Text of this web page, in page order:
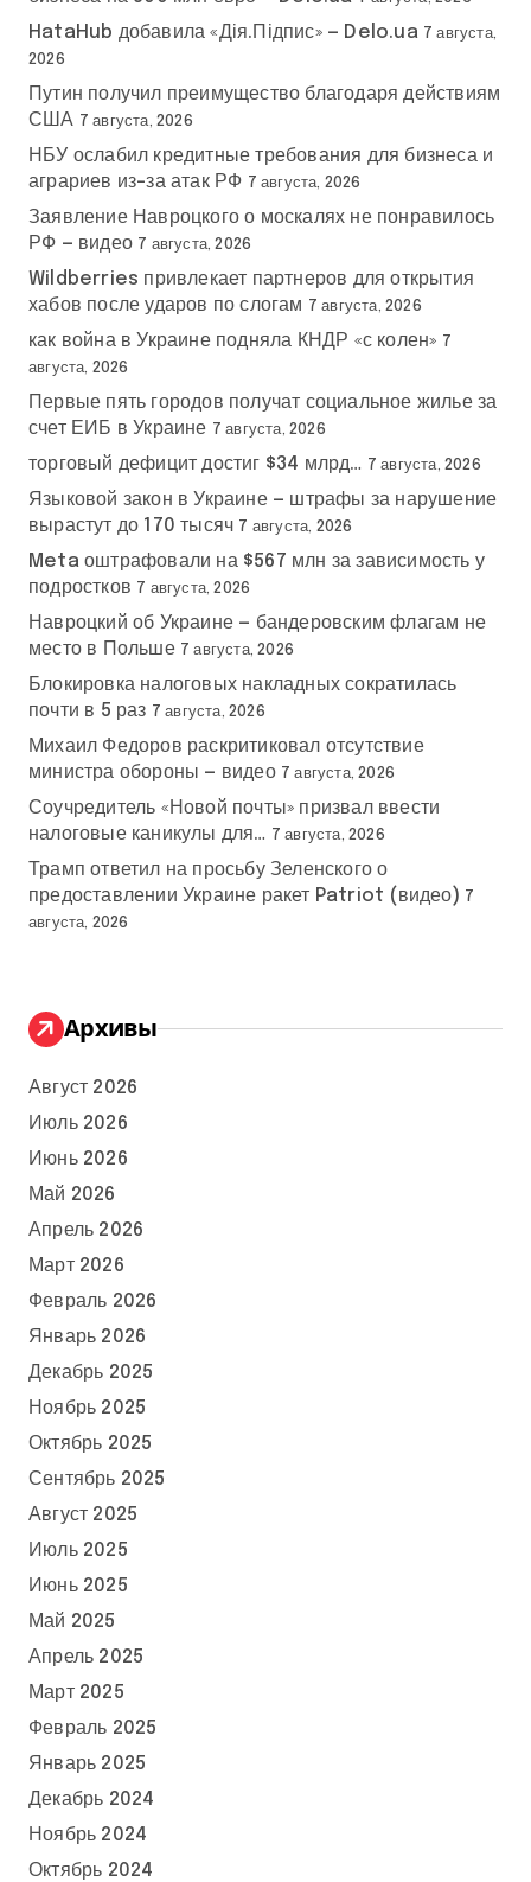
HataHub добавила «Дія.Підпис» — Delo.ua 7 августа,
2026
Путин получил преимущество благодаря действиям
США 7 августа, 2026
НБУ ослабил кредитные требования для бизнеса и
аграриев из-за атак РФ 7 августа, 2026
Заявление Навроцкого о москалях не понравилось
РФ — видео 7 августа, 2026
Wildberries привлекает партнеров для открытия
хабов после ударов по слогам 7 августа, 2026
как война в Украине подняла КНДР «с колен» 7
августа, 2026
Первые пять городов получат социальное жилье за
счет ЕИБ в Украине 7 августа, 2026
торговый дефицит достиг $34 млрд… 7 августа, 2026
Языковой закон в Украине — штрафы за нарушение
вырастут до 170 тысяч 7 августа, 2026
Meta оштрафовали на $567 млн за зависимость у
подростков 7 августа, 2026
Навроцкий об Украине — бандеровским флагам не
место в Польше 7 августа, 2026
Блокировка налоговых накладных сократилась
почти в 5 раз 7 августа, 2026
Михаил Федоров раскритиковал отсутствие
министра обороны — видео 7 августа, 2026
Соучредитель «Новой почты» призвал ввести
налоговые каникулы для… 7 августа, 2026
Трамп ответил на просьбу Зеленского о
предоставлении Украине ракет Patriot (видео) 7
августа, 2026
Архивы
Август 2026
Июль 2026
Июнь 2026
Май 2026
Апрель 2026
Март 2026
Февраль 2026
Январь 2026
Декабрь 2025
Ноябрь 2025
Октябрь 2025
Сентябрь 2025
Август 2025
Июль 2025
Июнь 2025
Май 2025
Апрель 2025
Март 2025
Февраль 2025
Январь 2025
Декабрь 2024
Ноябрь 2024
Октябрь 2024